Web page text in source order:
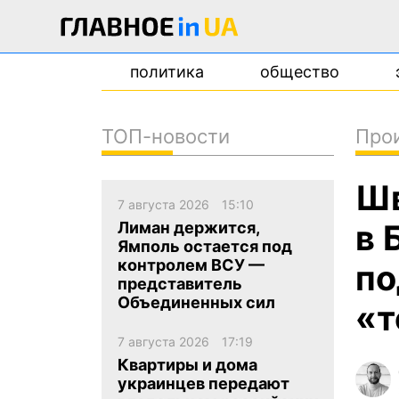
политика общество
в
ТОП-новости
7 августа 2026 15:10
Лиман держится,
Ямполь остается под
контролем ВСУ —
представитель
Объединенных сил
7 августа 2026 17:19
Квартиры и дома
украинцев передают